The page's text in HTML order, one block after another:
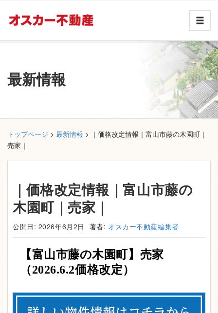
最新情報
トップページ > 最新情報 > ｜価格改定情報｜富山市藤の木園町｜
売家｜
｜価格改定情報｜富山市藤の
木園町｜売家｜
公開日: 2026年6月2日 著者: オスカー不動産編集者
【富山市藤の木園町】売家
（2026.6.2価格改定）